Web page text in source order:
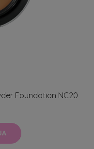
Foundation NC20